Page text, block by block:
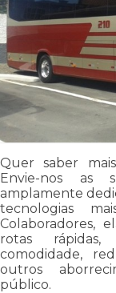
Quer saber
Envie-nos as
amplamente
tecnologias
Colaboradores,
rotas rápidas,
comodidade,
outros
público.